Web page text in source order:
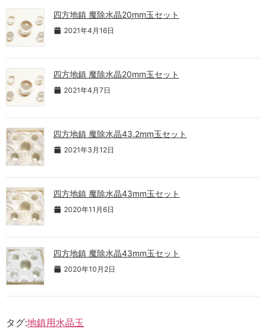
四方地鎮 魔除水晶20mm玉セット
2021年4月16日
四方地鎮 魔除水晶20mm玉セット
2021年4月7日
四方地鎮 魔除水晶43.2mm玉セット
2021年3月12日
四方地鎮 魔除水晶43mm玉セット
2020年11月6日
四方地鎮 魔除水晶43mm玉セット
2020年10月2日
タグ:地鎮用水晶玉